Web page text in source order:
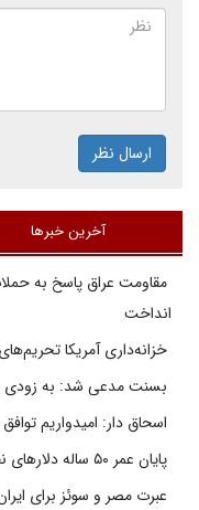
ارسال نظر
آخرین خبرها
مقاومت عراق پاسخ به
انداخت
خزانه‌داری آمریکا
بسنت مدعی شد: به زودی
اسحاق دار: امیدواریم
پایان عمر ۵۰ ساله دلارهای نفتی به دست ایران
عبرت مصر و سوئز برای